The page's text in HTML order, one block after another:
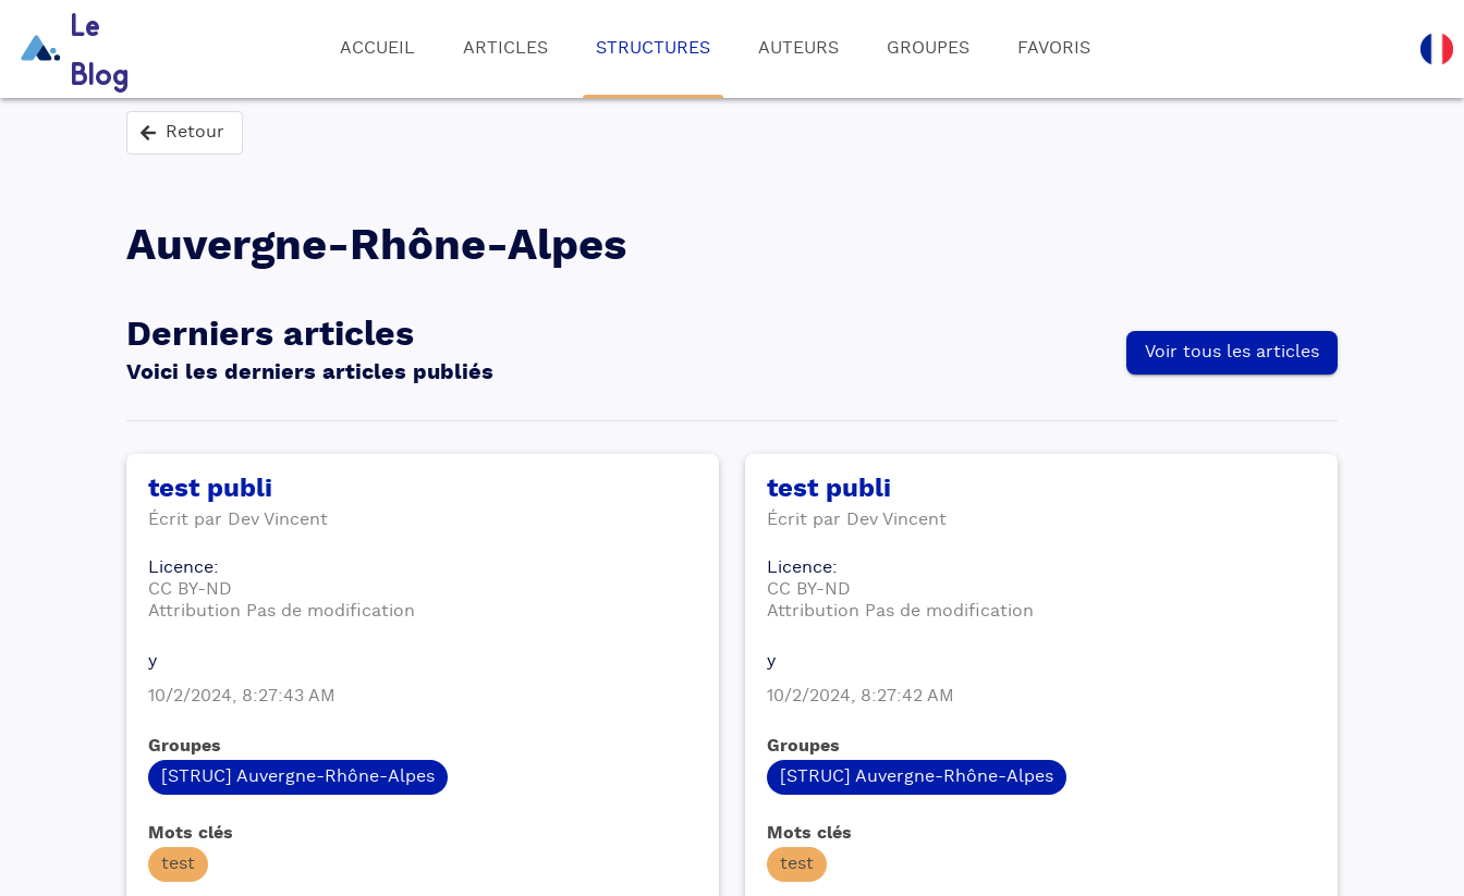
Le
Blog
ACCUEIL ARTICLES STRUCTURES AUTEURS GROUPES FAVORIS
Retour
Auvergne-Rhône-Alpes
Derniers articles
Voici les derniers articles publiés
Voir tous les articles
test publi
Écrit par Dev Vincent
Licence:
CC BY-ND
Attribution Pas de modification
y
10/2/2024, 8:27:43 AM
Groupes
[STRUC] Auvergne-Rhône-Alpes
Mots clés
test
test publi
Écrit par Dev Vincent
Licence:
CC BY-ND
Attribution Pas de modification
y
10/2/2024, 8:27:42 AM
Groupes
[STRUC] Auvergne-Rhône-Alpes
Mots clés
test